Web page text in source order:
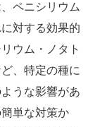
ペニシリウム
対する効果的
ウム・ノタト
、特定の種に
うな影響があ
単な対策か